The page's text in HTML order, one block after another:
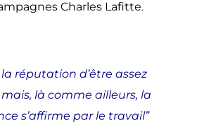
Charles Lafitte.
réputation d’être assez
là comme ailleurs, la
s’affirme par le travail”